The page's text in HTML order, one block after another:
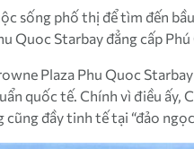
sống phố thị để tìm đến
Quoc Starbay đẳng cấp
Plaza Phu Quoc
quốc tế. Chính vì điều
đầy tinh tế tại “đảo